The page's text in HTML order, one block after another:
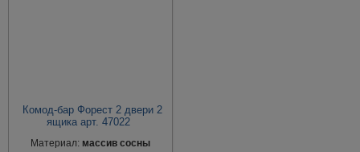
Комод-бар Форест 2 двери 2
ящика арт. 47022
Материал: массив сосны